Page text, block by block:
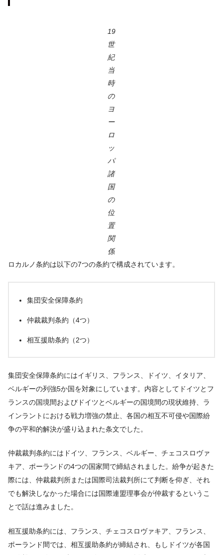
19
世
紀
当
時
の
ヨ
ー
ロ
ッ
パ
諸
国
の
位
置
関
係
ロカルノ条約は以下の7つの条約で構成されています。
集団安全保障条約
仲裁裁判条約（4つ）
相互援助条約（2つ）
集団安全保障条約にはイギリス、フランス、ドイツ、イタリア、
ベルギーの列強5か国を対象にしています。内容としてドイツとフ
ランスの国境間およびドイツとベルギーの国境間の現状維持、ラ
インラントにおける戦力増強の禁止、各国の相互不可侵や国際紛
争の平和的解決が盛り込まれた条文でした。
仲裁裁判条約にはドイツ、フランス、ベルギー、チェコスロヴァ
キア、ポーランドの4つの国家間で締結されました。紛争が起きた
際には、仲裁裁判所または国際司法裁判所にて判断を仰ぎ、それ
でも解決しなかった場合には国際連盟理事会が仲裁するというこ
とで話は進みました。
相互援助条約には、フランス、チェコスロヴァキア、フランス、
ポーランド間では、相互援助条約が締結され、もしドイツが各国